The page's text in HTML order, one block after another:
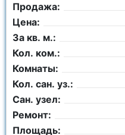
Продажа:
Цена:
За кв. м.:
Кол. ком.:
Комнаты:
Кол. сан. уз.:
Сан. узел:
Ремонт:
Площадь: